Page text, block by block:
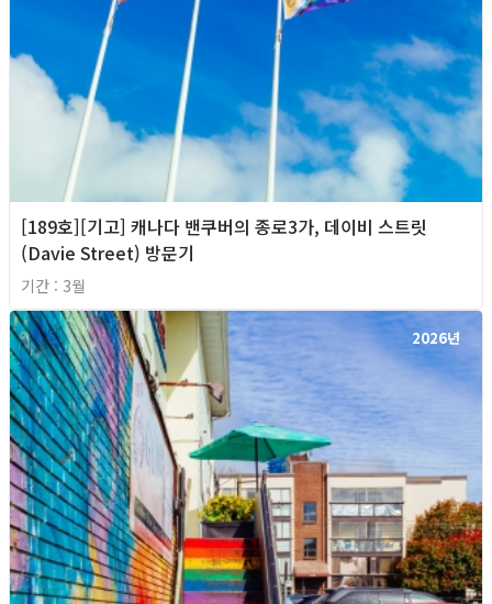
[189호][기고] 캐나다 밴쿠버의 종로3가, 데이비 스트릿
(Davie Street) 방문기
기간 : 3월
2026년